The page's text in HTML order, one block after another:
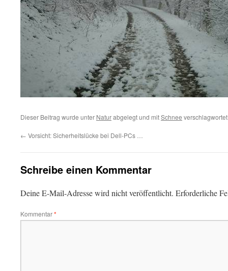
Dieser Beitrag wurde unter Naturabgelegt und mitSchnee
← Vorsicht: Sicherheitslücke bei Dell-PCs …
Schreibe einen Kommentar
Deine E-Mail-Adresse wird nicht veröffentlicht. Erforderliche
Kommentar*